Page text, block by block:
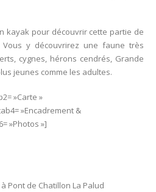
kayak pour découvrir cette partie de
y découvrirez une faune très
cygnes, hérons cendrés, Grande
jeunes comme les adultes.
»Carte »
»Encadrement &
»Photos »]
à Pont de Chatillon La Palud